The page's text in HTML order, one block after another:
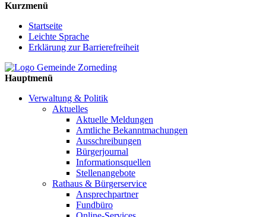
Kurzmenü
Startseite
Leichte Sprache
Erklärung zur Barrierefreiheit
Hauptmenü
Verwaltung & Politik
Aktuelles
Aktuelle Meldungen
Amtliche Bekanntmachungen
Ausschreibungen
Bürgerjournal
Informationsquellen
Stellenangebote
Rathaus & Bürgerservice
Ansprechpartner
Fundbüro